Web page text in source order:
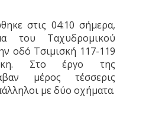
στις 04:10 σήμερα,
του Ταχυδρομικού
οδό Τσιμισκή 117-119
Στο έργο της
μέρος τέσσερις
με δύο οχήματα.